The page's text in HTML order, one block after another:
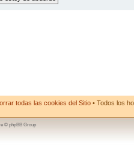
todas las cookies del Sitio • Todos los
© phpBB Group